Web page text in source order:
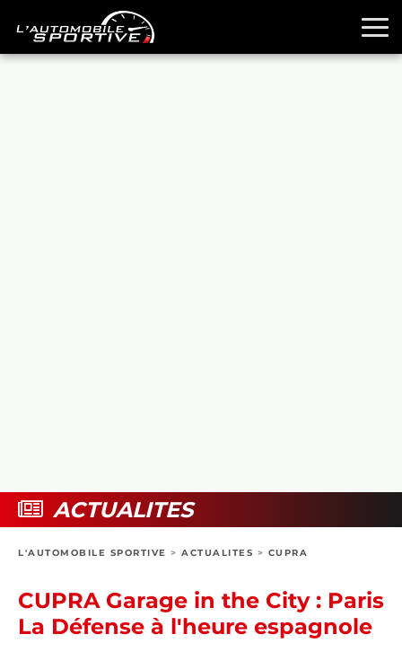
BOUTIQUE
ACTUALITES
L'AUTOMOBILE SPORTIVE > ACTUALITES > CUPRA
CUPRA Garage in the City : Paris
La Défense à l'heure espagnole